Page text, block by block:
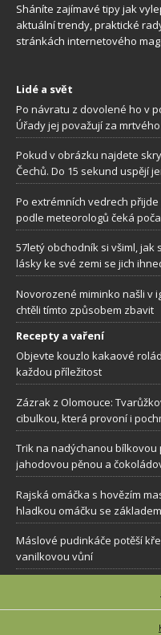
Sháníte zajímavé tipy jak
aktuální trendy, praktické
stránkách internetového
Lidé a svět
Po návratu z dovolené ho v
Úřady jej považují za mrtvého
Pokud v obrázku najdete
Čechů. Do 15 sekund uspějí
Po extrémních vedrech
podle meteorologů čeká
57letý obchodník si všiml, jak
lásky ke své zemi se jich
Novorozené miminko našli v
chtěli tímto způsobem zbavit
Recepty a vaření
Objevte kouzlo kakaové
každou příležitost
Zázrak z Olomouce:
cibulkou, která provoní i
Trik na nadýchanou
jahodovou pěnou a
Rajská omáčka s hovězím
hladkou omáčku se
Máslové pudinkáče potěší
vanilkovou vůní